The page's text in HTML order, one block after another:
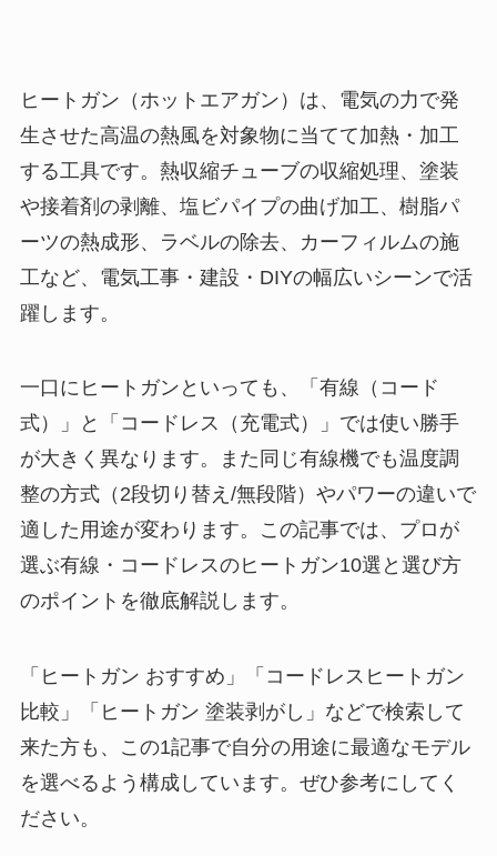
ヒートガン（ホットエアガン）は、電気の力で発
生させた高温の熱風を対象物に当てて加熱・加工
する工具です。熱収縮チューブの収縮処理、塗装
や接着剤の剥離、塩ビパイプの曲げ加工、樹脂パ
ーツの熱成形、ラベルの除去、カーフィルムの施
工など、電気工事・建設・DIYの幅広いシーンで活
躍します。
一口にヒートガンといっても、「有線（コード
式）」と「コードレス（充電式）」では使い勝手
が大きく異なります。また同じ有線機でも温度調
整の方式（2段切り替え/無段階）やパワーの違いで
適した用途が変わります。この記事では、プロが
選ぶ有線・コードレスのヒートガン10選と選び方
のポイントを徹底解説します。
「ヒートガン おすすめ」「コードレスヒートガン
比較」「ヒートガン 塗装剥がし」などで検索して
来た方も、この1記事で自分の用途に最適なモデル
を選べるよう構成しています。ぜひ参考にしてく
ださい。